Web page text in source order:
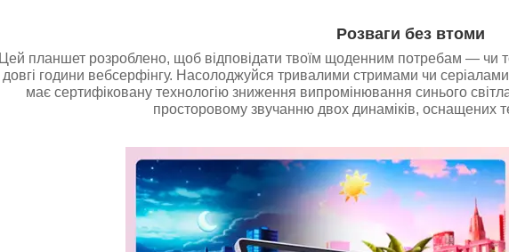
Розваги без втоми
Цей планшет розроблено, щоб відповідати твоїм щоденним потребам — чи
довгі години вебсерфінгу. Насолоджуйся тривалими стримами чи
має сертифіковану технологію зниження випромінювання синього
просторовому звучанню двох динаміків, оснащених